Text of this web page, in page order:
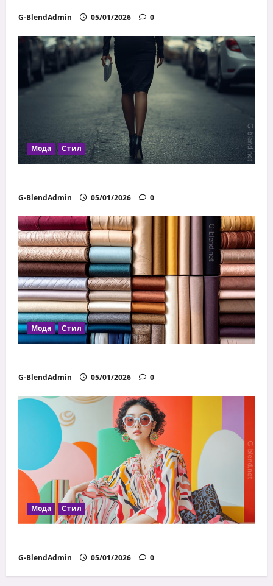
G-BlendAdmin 05/01/2026 0
Мода Стил
G-BlendAdmin 05/01/2026 0
Мода Стил
G-BlendAdmin 05/01/2026 0
Мода Стил
G-BlendAdmin 05/01/2026 0